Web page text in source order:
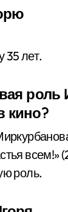
35 лет.
роль
кино?
всем!»
роль.